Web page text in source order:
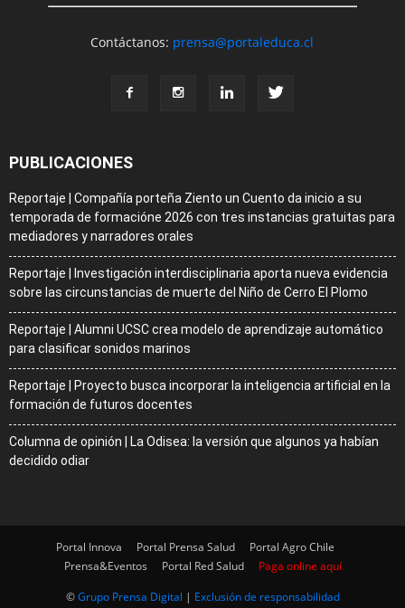
Contáctanos: prensa@portaleduca.cl
PUBLICACIONES
Reportaje | Compañía porteña Ziento un Cuento da inicio a su
temporada de formacióne 2026 con tres instancias gratuitas para
mediadores y narradores orales
Reportaje | Investigación interdisciplinaria aporta nueva evidencia
sobre las circunstancias de muerte del Niño de Cerro El Plomo
Reportaje | Alumni UCSC crea modelo de aprendizaje automático
para clasificar sonidos marinos
Reportaje | Proyecto busca incorporar la inteligencia artificial en la
formación de futuros docentes
Columna de opinión | La Odisea: la versión que algunos ya habían
decidido odiar
Portal Innova Portal Prensa Salud
Portal Agro Chile
Prensa&Eventos
Portal Red Salud
Paga online aquí
©Grupo Prensa Digital | Exclusión de responsabilidad